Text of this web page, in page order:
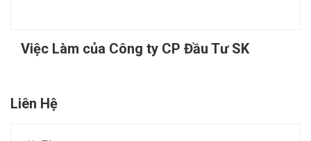
Việc Làm của Công ty CP Đầu Tư SK
Liên Hệ